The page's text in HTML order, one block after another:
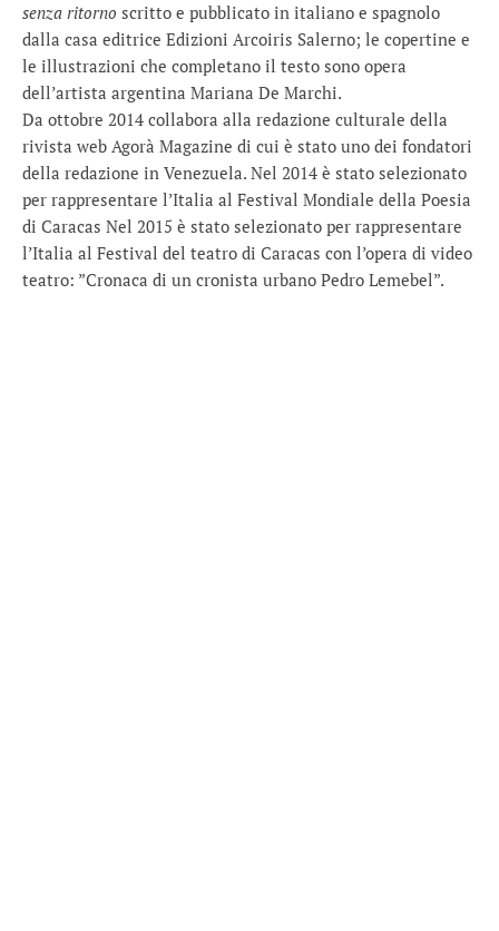
senza ritorno scritto e pubblicato in italiano e spagnolo
dalla casa editrice Edizioni Arcoiris Salerno; le copertine e
le illustrazioni che completano il testo sono opera
dell’artista argentina Mariana De Marchi.
Da ottobre 2014 collabora alla redazione culturale della
rivista web Agorà Magazine di cui è stato uno dei fondatori
della redazione in Venezuela. Nel 2014 è stato selezionato
per rappresentare l’Italia al Festival Mondiale della Poesia
di Caracas Nel 2015 è stato selezionato per rappresentare
l’Italia al Festival del teatro di Caracas con l’opera di video
teatro: ”Cronaca di un cronista urbano Pedro Lemebel”.